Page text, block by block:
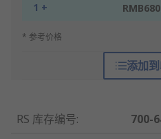
1 +
* 参考价格
添加
RS 库存编号:
700-